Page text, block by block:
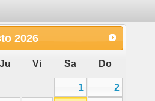
2026
Ju Vi Sa Do
1
2